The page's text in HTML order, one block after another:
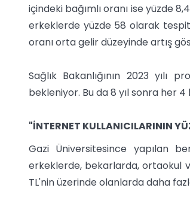
içindeki bağımlı oranı ise yüzde
erkeklerde yüzde 58 olarak tespit
oranı orta gelir düzeyinde artış
Sağlık Bakanlığının 2023 yılı
bekleniyor. Bu da 8 yıl sonra her
"İNTERNET KULLANICILARININ
Gazi Üniversitesince yapılan
erkeklerde, bekarlarda, ortaokul
TL'nin üzerinde olanlarda daha